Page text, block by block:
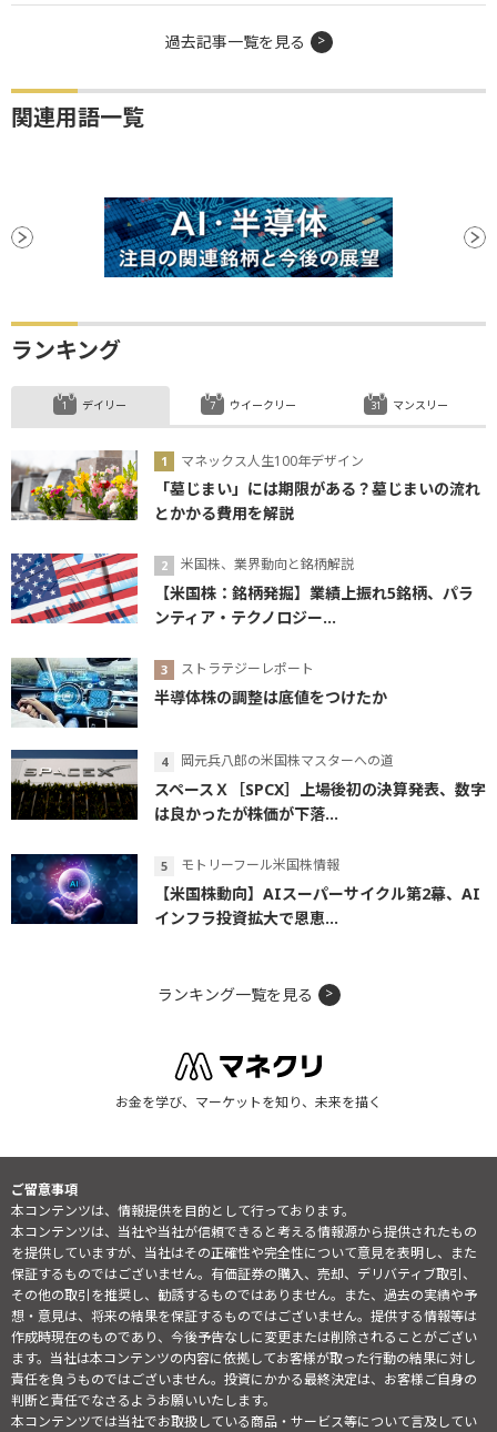
過去記事一覧を見る
関連用語一覧
ランキング
デイリー
マネックス人生100年デザイン
「墓じまい」には期限がある？墓じまいの流れ
とかかる費用を解説
米国株、業界動向と銘柄解説
【米国株：銘柄発掘】業績上振れ5銘柄、パラ
ンティア・テクノロジー...
ストラテジーレポート
半導体株の調整は底値をつけたか
岡元兵八郎の米国株マスターへの道
スペースＸ［SPCX］上場後初の決算発表、数字
は良かったが株価が下落...
モトリーフール米国株情報
【米国株動向】AIスーパーサイクル第2幕、AI
インフラ投資拡大で恩恵...
ウイークリー マンスリー
ランキング一覧を見る
お金を学び、マーケットを知り、未来を描く
ご留意事項
本コンテンツは、情報提供を目的として行っております。
本コンテンツは、当社や当社が信頼できると考える情報源から提供されたもの
を提供していますが、当社はその正確性や完全性について意見を表明し、また
保証するものではございません。有価証券の購入、売却、デリバティブ取引、
その他の取引を推奨し、勧誘するものではありません。また、過去の実績や予
想・意見は、将来の結果を保証するものではございません。提供する情報等は
作成時現在のものであり、今後予告なしに変更または削除されることがござい
ます。当社は本コンテンツの内容に依拠してお客様が取った行動の結果に対し
責任を負うものではございません。投資にかかる最終決定は、お客様ご自身の
判断と責任でなさるようお願いいたします。
本コンテンツでは当社でお取扱している商品・サービス等について言及してい